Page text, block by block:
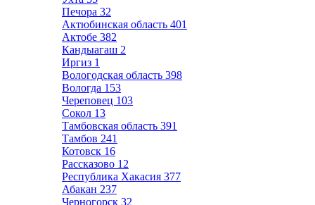
Печора 32
Актюбинская область 401
Актобе 382
Кандыагаш 2
Иргиз 1
Вологодская область 398
Вологда 153
Череповец 103
Сокол 13
Тамбовская область 391
Тамбов 241
Котовск 16
Рассказово 12
Республика Хакасия 377
Абакан 237
Черногорск 32